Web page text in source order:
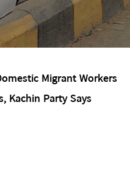
Migrant Workers
Kachin Party Says